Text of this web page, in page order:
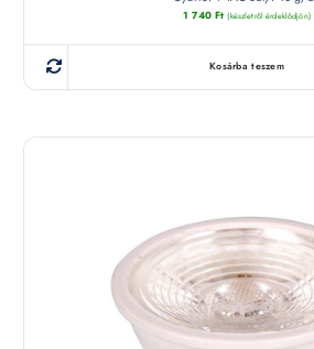
1 740 Ft (készletről érdeklődjön)
Kosárba teszem